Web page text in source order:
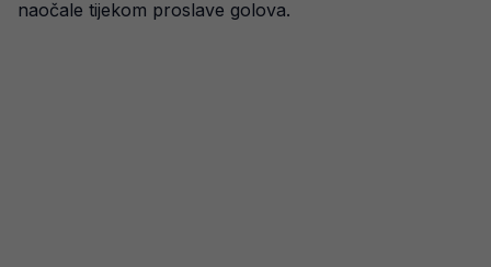
naočale tijekom proslave golova.